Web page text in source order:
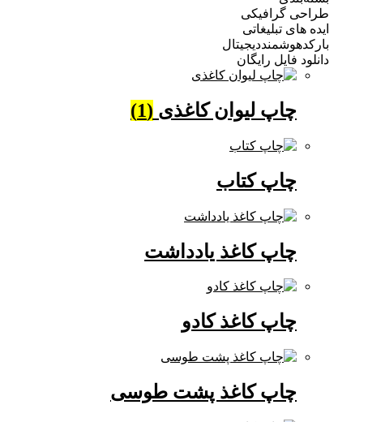
طراحی گرافیکی
ایده های تبلیغاتی
بارکدهوشمنددیجیتال
دانلود فایل رایگان
چاپ لیوان کاغذی (1)
چاپ کتاب
چاپ کاغذ یادداشت
چاپ کاغذ کادو
چاپ کاغذ پشت طوسی